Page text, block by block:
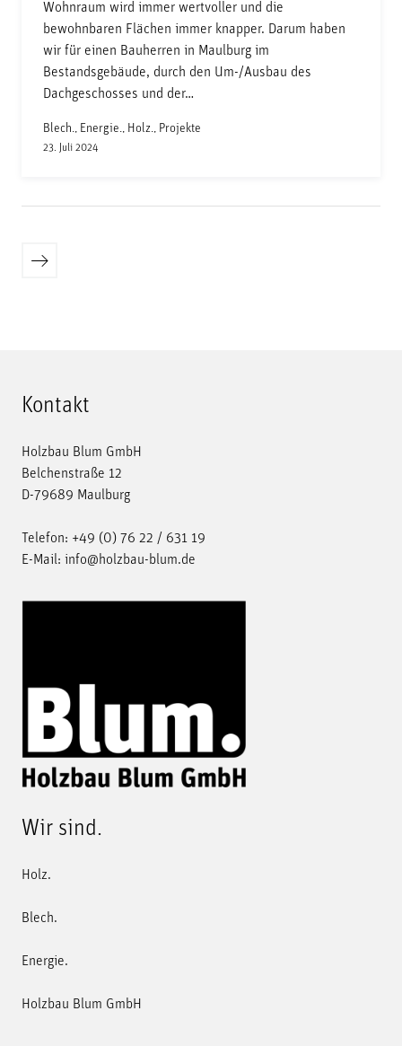
Wohnraum wird immer wertvoller und die
bewohnbaren Flächen immer knapper. Darum haben
wir für einen Bauherren in Maulburg im
Bestandsgebäude, durch den Um-/Ausbau des
Dachgeschosses und der…
Blech., Energie., Holz., Projekte
23. Juli 2024
derBeiträge
Kontakt
Holzbau Blum GmbH
Belchenstraße 12
D-79689 Maulburg
Telefon: +49 (0) 76 22 / 631 19
E-Mail: info@holzbau-blum.de
Wir sind.
Holz.
Blech.
Energie.
Holzbau Blum GmbH